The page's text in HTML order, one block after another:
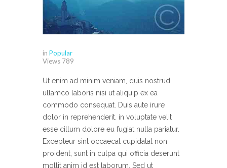
in Popular
Views 789
Ut enim ad minim veniam, quis nostrud
ullamco laboris nisi ut aliquip ex ea
commodo consequat. Duis aute irure
dolor in reprehenderit. in voluptate velit
esse cillum dolore eu fugiat nulla pariatur.
Excepteur sint occaecat cupidatat non
proident, sunt in culpa qui officia deserunt
mollit anim id est laborum. Sed ut